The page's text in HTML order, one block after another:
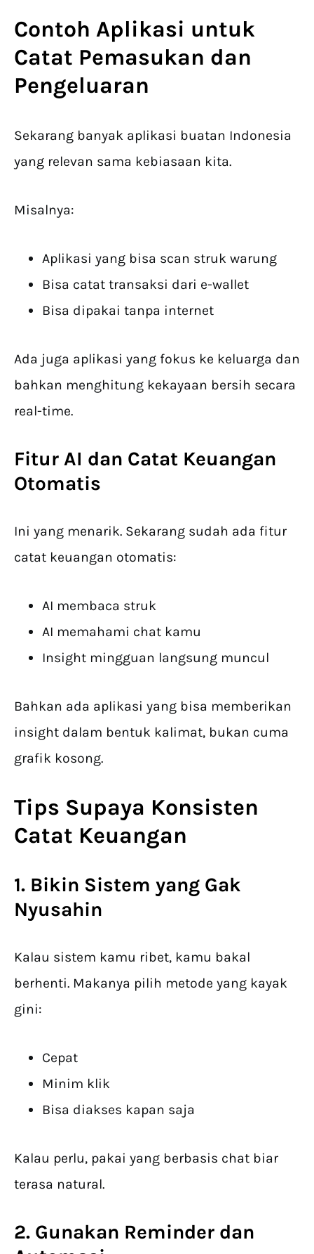
Contoh Aplikasi untuk
Catat Pemasukan dan
Pengeluaran
Sekarang banyak aplikasi buatan Indonesia
yang relevan sama kebiasaan kita.
Misalnya:
Aplikasi yang bisa scan struk warung
Bisa catat transaksi dari e-wallet
Bisa dipakai tanpa internet
Ada juga aplikasi yang fokus ke keluarga dan
bahkan menghitung kekayaan bersih secara
real-time.
Fitur AI dan Catat Keuangan
Otomatis
Ini yang menarik. Sekarang sudah ada fitur
catat keuangan otomatis:
AI membaca struk
AI memahami chat kamu
Insight mingguan langsung muncul
Bahkan ada aplikasi yang bisa memberikan
insight dalam bentuk kalimat, bukan cuma
grafik kosong.
Tips Supaya Konsisten
Catat Keuangan
1. Bikin Sistem yang Gak
Nyusahin
Kalau sistem kamu ribet, kamu bakal
berhenti. Makanya pilih metode yang kayak
gini:
Cepat
Minim klik
Bisa diakses kapan saja
Kalau perlu, pakai yang berbasis chat biar
terasa natural.
2. Gunakan Reminder dan